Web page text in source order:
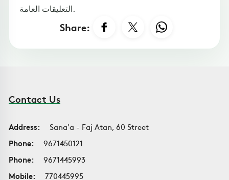
التعليقات العامة.
Share:
Contact Us
Address:
Sana'a - Faj Atan, 60 Street
Phone:
9671450121
Phone:
9671445993
Mobile:
770445995